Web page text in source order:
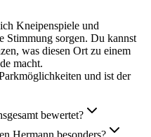
Kneipenspiele und
Stimmung sorgen. Du kannst
was diesen Ort zu einem
macht.
und ist der
bewertet?
Hermann besonders?